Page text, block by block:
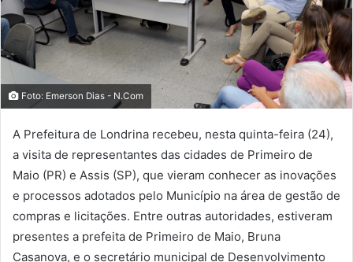
Foto: Emerson Dias - N.Com
A Prefeitura de Londrina recebeu, nesta quinta-feira (24),
a visita de representantes das cidades de Primeiro de
Maio (PR) e Assis (SP), que vieram conhecer as inovações
e processos adotados pelo Município na área de gestão de
compras e licitações. Entre outras autoridades, estiveram
presentes a prefeita de Primeiro de Maio, Bruna
Casanova, e o secretário municipal de Desenvolvimento